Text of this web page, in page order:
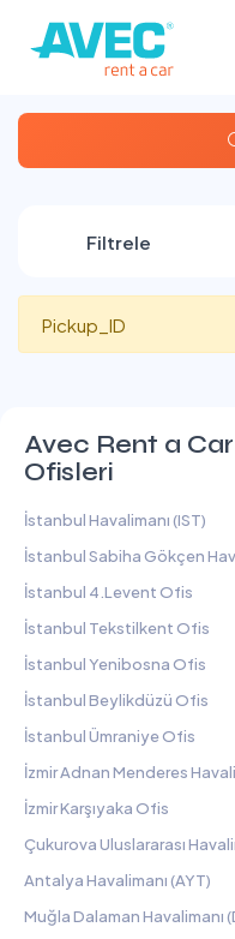
Filtrele
Pickup_ID
Avec Rent a
Ofisleri
İstanbul Havalimanı (IST)
İstanbul Sabiha Gökçen
İstanbul 4.Levent Ofis
İstanbul Tekstilkent Ofis
İstanbul Yenibosna Ofis
İstanbul Beylikdüzü Ofis
İstanbul Ümraniye Ofis
İzmir Adnan Menderes
İzmir Karşıyaka Ofis
Çukurova Uluslararası
Antalya Havalimanı (AYT)
Muğla Dalaman Havalimanı